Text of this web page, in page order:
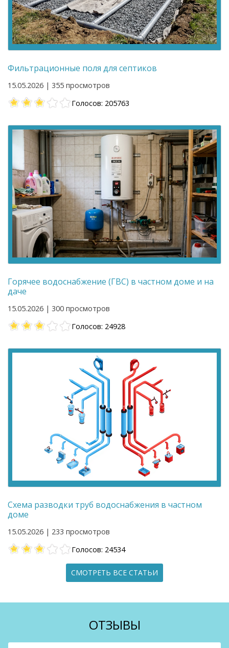
Фильтрационные поля для септиков
15.05.2026 | 355 просмотров
Голосов: 205763
Горячее водоснабжение (ГВС) в частном доме и на
даче
15.05.2026 | 300 просмотров
Голосов: 24928
Схема разводки труб водоснабжения в частном
доме
15.05.2026 | 233 просмотров
Голосов: 24534
СМОТРЕТЬ ВСЕ СТАТЬИ
ОТЗЫВЫ